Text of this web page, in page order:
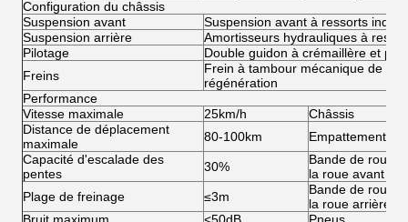
Configuration du châssis
Suspension avant
Suspension avant à ressorts
Suspension arrière
Amortisseurs hydrauliques à
Pilotage
Double guidon à crémaillère et
Freins
Frein à tambour mécanique de
régénération
Performance
Vitesse maximale
25km/h
Châssis
Distance de déplacement
maximale
80-100km
Empattement
Capacité d'escalade des
pentes
30%
Bande de
la roue avant
Plage de freinage
≤3m
Bande de
la roue arrière